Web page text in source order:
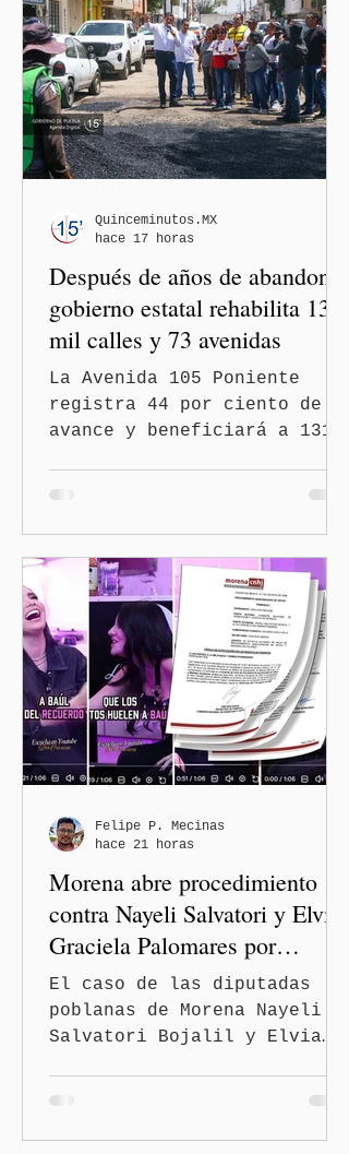
Después de años de abandono,
gobierno estatal rehabilita 13
mil calles y 73 avenidas
La Avenida 105 Poniente
registra 44 por ciento de
avance y beneficiará a 131
73 avenidas durante 2026,
el gobernador Alejandro
Armenta Mier supervisó la
rehabilitación de la
Avenida 105 Poniente, obra
que registra 44 por ciento
de avance y forma parte del
programa estatal para
recuperar vialidades
prioritarias, fortalecer la
condiciones de seguridad de
las familias poblanas, en e
Quinceminutos.MX
hace 17 horas
Morena abre procedimiento
contra Nayeli Salvatori y Elvia
Graciela Palomares por
discriminación y burlas
El caso de las diputadas
poblanas de Morena Nayeli
Salvatori Bojalil y Elvia
partido. La Comisión
Felipe P. Mecinas
hace 21 horas